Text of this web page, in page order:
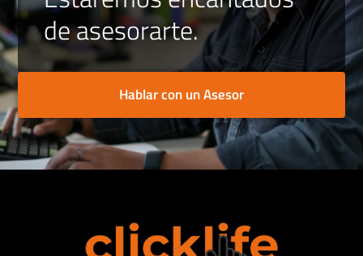
de asesorarte.
Hablar con un Asesor